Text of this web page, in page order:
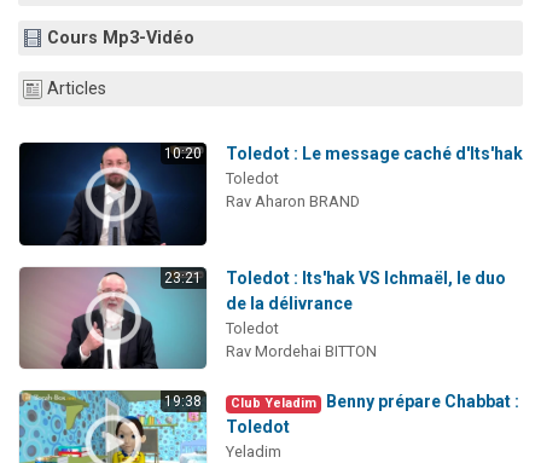
Cours Mp3-Vidéo
Articles
10:20 Toledot : Le message caché d'Its'hak
Toledot
Rav Aharon BRAND
23:21
Toledot : Its'hak VS Ichmaël, le duo
de la délivrance
Toledot
Rav Mordehai BITTON
19:38 Club Yeladim
Benny prépare Chabbat :
Toledot
Yeladim